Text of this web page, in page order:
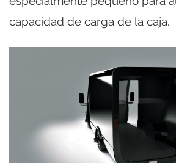
capacidad de carga de la caja.